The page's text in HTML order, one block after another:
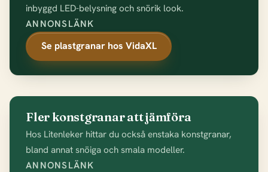
inbyggd LED-belysning och snörik look.
ANNONSLÄNK
Se plastgranar hos VidaXL
Fler konstgranar att jämföra
Hos Litenleker hittar du också enstaka konstgranar,
bland annat snöiga och smala modeller.
ANNONSLÄNK